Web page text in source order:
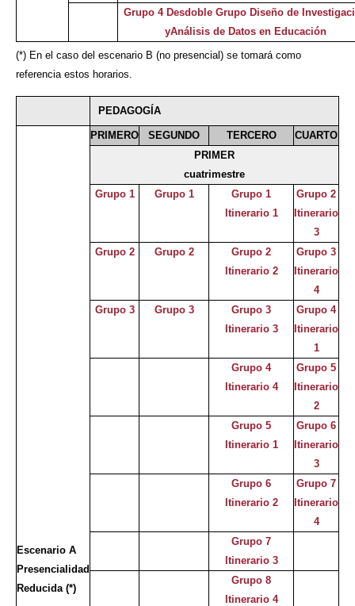
Grupo 4 Desdoble Grupo Diseño de
yAnálisis de Datos en Educación
(*) En el caso del escenario B (no presencial) se tomará como
referencia estos horarios.
PEDAGOGÍA
Escenario A
Presencialidad
Reducida (*)
PRIMERO SEGUNDO TERCERO
CUARTO
PRIMER
cuatrimestre
Grupo 1
Grupo 1
Grupo 1
Itinerario 1
Grupo 2
Itinerario
3
Grupo 2
Grupo 2
Grupo 2
Itinerario 2
Grupo 3
Itinerario
4
Grupo 3
Grupo 3
Grupo 3
Itinerario 3
Grupo 4
Itinerario
1
Grupo 4
Itinerario 4
Grupo 5
Itinerario
2
Grupo 5
Itinerario 1
Grupo 6
Itinerario
3
Grupo 6
Itinerario 2
Grupo 7
Itinerario
4
Grupo 7
Itinerario 3
Grupo 8
Itinerario 4